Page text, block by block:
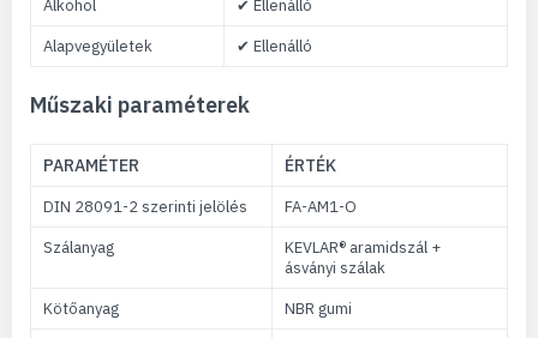
Alkohol
✔ Ellenálló
Alapvegyületek
✔ Ellenálló
Műszaki paraméterek
PARAMÉTER ÉRTÉK
DIN 28091-2 szerinti jelölés
FA-AM1-O
Szálanyag
KEVLAR® aramidszál +
ásványi szálak
Kötőanyag
NBR gumi